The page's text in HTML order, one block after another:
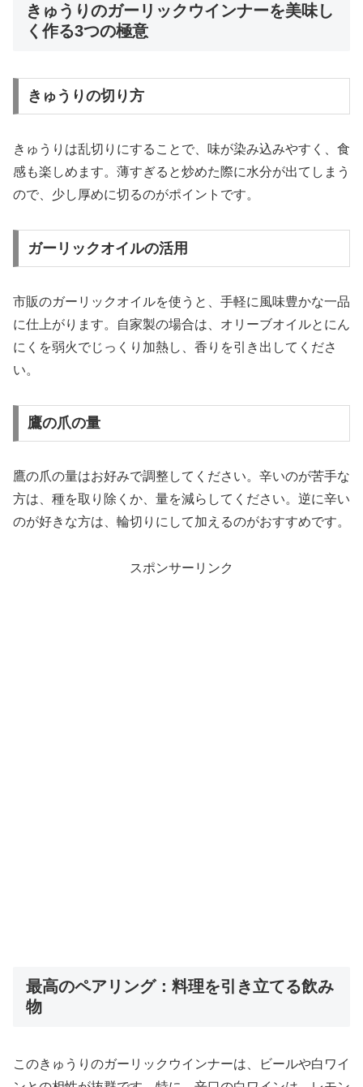
きゅうりのガーリックウインナーを美味し
く作る3つの極意
きゅうりの切り方
きゅうりは乱切りにすることで、味が染み込みやすく、食
感も楽しめます。薄すぎると炒めた際に水分が出てしまう
ので、少し厚めに切るのがポイントです。
ガーリックオイルの活用
市販のガーリックオイルを使うと、手軽に風味豊かな一品
に仕上がります。自家製の場合は、オリーブオイルとにん
にくを弱火でじっくり加熱し、香りを引き出してくださ
い。
鷹の爪の量
鷹の爪の量はお好みで調整してください。辛いのが苦手な
方は、種を取り除くか、量を減らしてください。逆に辛い
のが好きな方は、輪切りにして加えるのがおすすめです。
スポンサーリンク
最高のペアリング：料理を引き立てる飲み
物
このきゅうりのガーリックウインナーは、ビールや白ワイ